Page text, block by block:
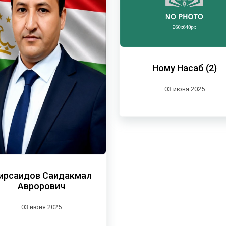
Саидакмал
Аврорович
03 июня 2025
Ному Насаб (2)
03 июня 2025